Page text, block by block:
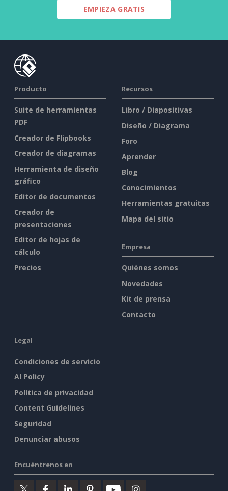
EMPIEZA GRATIS
Producto
Suite de herramientas
PDF
Creador de Flipbooks
Creador de diagramas
Herramienta de diseño
gráfico
Editor de documentos
Creador de
presentaciones
Editor de hojas de
cálculo
Precios
Recursos
Libro / Diapositivas
Diseño / Diagrama
Foro
Aprender
Blog
Conocimientos
Herramientas gratuitas
Mapa del sitio
Empresa
Quiénes somos
Novedades
Kit de prensa
Contacto
Legal
Condiciones de servicio
AI Policy
Política de privacidad
Content Guidelines
Seguridad
Denunciar abusos
Encuéntrenos en